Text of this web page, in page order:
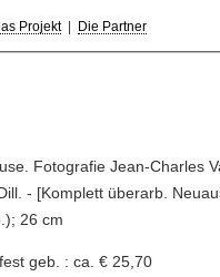
Projekt| Die Partner
Fotografie Jean-Charles
- [Komplett überarb.
26 cm
geb. : ca. € 25,70